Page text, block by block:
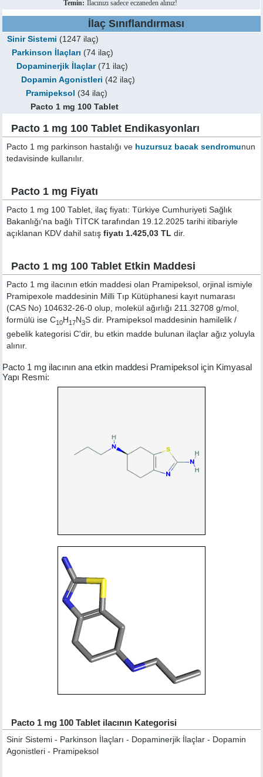
Temin: İlacınızı sadece eczaneden alınız!
İlaç Sınıflandırması
Sinir Sistemi (1247 ilaç)
Parkinson İlaçları (74 ilaç)
Dopaminerjik İlaçlar(71 ilaç)
Dopamin Agonistleri (42 ilaç)
Pramipeksol
(34 ilaç)
Pacto 1 mg 100 Tablet
Pacto 1 mg 100 Tablet Endikasyonları
Pacto 1 mg parkinson hastalığı ve huzursuz bacak sendromunun
tedavisinde kullanılır.
Pacto 1 mg Fiyatı
Pacto 1 mg 100 Tablet, ilaç fiyatı: Türkiye Cumhuriyeti Sağlık
Bakanlığı'na bağlı TİTCK tarafından 19.12.2025 tarihi itibariyle
açıklanan KDV dahil satışfiyatı 1.425,03 TL dir.
Pacto 1 mg 100 Tablet Etkin Maddesi
Pacto 1 mg ilacının etkin maddesi olan Pramipeksol, orjinal ismiyle
Pramipexole maddesinin Milli Tıp Kütüphanesi kayıt numarası
(CAS No) 104632-26-0 olup, molekül ağırlığı 211.32708 g/mol,
formülü ise C10H 17N3S dir. Pramipeksol maddesinin hamilelik /
gebelik kategorisi C'dir, bu etkin madde bulunan ilaçlar ağız yoluyla
alınır.
Pacto 1 mg ilacının ana etkin maddesi Pramipeksol için Kimyasal
Yapı Resmi:
Pacto 1 mg 100 Tablet ilacının Kategorisi
Sinir Sistemi - Parkinson İlaçları - Dopaminerjik İlaçlar - Dopamin
Agonistleri - Pramipeksol